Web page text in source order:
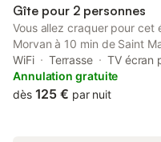
Gîte pour 2 personnes
Vous allez craquer pour
Morvan à 10 min de Saint
pierre. L'emplacement est
commodité et sur l’axe
cette année est l'alliance
WiFi Terrasse
TV écran
Annulation gratuite
dès 125 € par nuit